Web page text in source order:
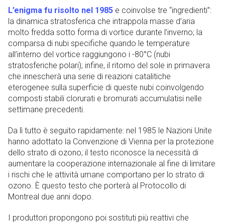
L’enigma fu risolto nel 1985 e coinvolse tre “ingredienti”:
la dinamica stratosferica che intrappola masse d’aria
molto fredda sotto forma di vortice durante l’inverno; la
comparsa di nubi specifiche quando le temperature
all’interno del vortice raggiungono i -80°C (nubi
stratosferiche polari); infine, il ritorno del sole in primavera
che innescherà una serie di reazioni catalitiche
eterogenee sulla superficie di queste nubi coinvolgendo
composti stabili clorurati e bromurati accumulatisi nelle
settimane precedenti.
Da lì tutto è seguito rapidamente: nel 1985 le Nazioni Unite
hanno adottato la Convenzione di Vienna per la protezione
dello strato di ozono; il testo riconosce la necessità di
aumentare la cooperazione internazionale al fine di limitare
i rischi che le attività umane comportano per lo strato di
ozono. È questo testo che porterà al Protocollo di
Montreal due anni dopo.
I produttori propongono poi sostituti più reattivi che